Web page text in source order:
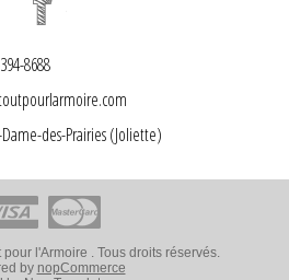
8688
des-Prairies (Joliette)
l'Armoire . Tous droits réservés.
by nopCommerce